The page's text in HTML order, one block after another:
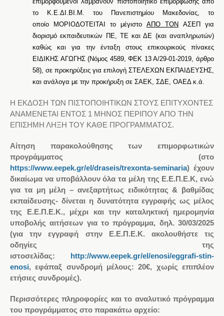
το Κ.Ε.ΔΙ.ΒΙ.Μ. του Πανεπιστημίου Μακεδονίας, το
οποίο
ΜΟΡΙΟΔΟΤΕΙΤΑΙ το μέγιστο ΑΠΟ ΤΟΝ
ΑΣΕΠ για
διορισμό εκπαιδευτικών ΠΕ, ΤΕ και ΔΕ (και αναπληρωτών)
καθώς και για τηνένταξη στους επικουρικούς πίνακες
ΕΙΔΙΚΗΣ ΑΓΩΓΗΣ(Νόμος 4589, ΦΕΚ 13 Α/29-01-2019, άρθρο
58), σε προκηρύξεις για επιλογή ΣΤΕΛΕΧΩΝ ΕΚΠΑΙΔΕΥΣΗΣ,
και ανάλογα με την προκήρυξη σε ΣΑΕΚ, ΣΔΕ, ΟΑΕΔ κ.ά.
Η ΕΚΔΟΣΗ ΤΩΝ ΠΙΣΤΟΠΟΙΗΤΙΚΩΝ ΣΤΟΥΣ ΕΠΙΤΥΧΟΝΤΕΣ
ΑΝΑΜΕΝΕΤΑΙ ΕΝΤΟΣ 1 ΜΗΝΟΣ ΠΕΡΙΠΟΥ ΑΠΟ ΤΗΝ
ΕΠΙΣΗΜΗ ΛΗΞΗ ΤΟΥ ΚΑΘΕ ΠΡΟΓΡΑΜΜΑΤΟΣ.
Αίτηση παρακολούθησης των επιμορφωτικών
προγράμματος (στο
https://www.eepek.gr/el/draseis/trexonta-seminaria) έχουν
δικαίωμα να υποβάλλουν όλα τα μέλη της Ε.Ε.Π.Ε.Κ, ενώ
για τα μη μέλη – ανεξαρτήτως ειδικότητας & βαθμίδας
εκπαίδευσης- δίνεται η δυνατότητα εγγραφής ως μέλος
της Ε.Ε.Π.Ε.Κ., μέχρι και την καταληκτική ημερομηνία
υποβολής αιτήσεων για το πρόγραμμα, δηλ. 30/03/2025
(για την εγγραφή στην Ε.Ε.Π.Ε.Κ. ακολουθήστε τις
οδηγίες της
ιστοσελίδας: http://www.eepek.gr/el/enosi/eggrafi-stin-
enosi, εφάπαξ συνδρομή μέλους: 20€, χωρίς επιπλέον
ετήσιες συνδρομές).
Περισσότερες πληροφορίες και το αναλυτικό πρόγραμμα
του προγράμματος στο παρακάτω αρχείο: